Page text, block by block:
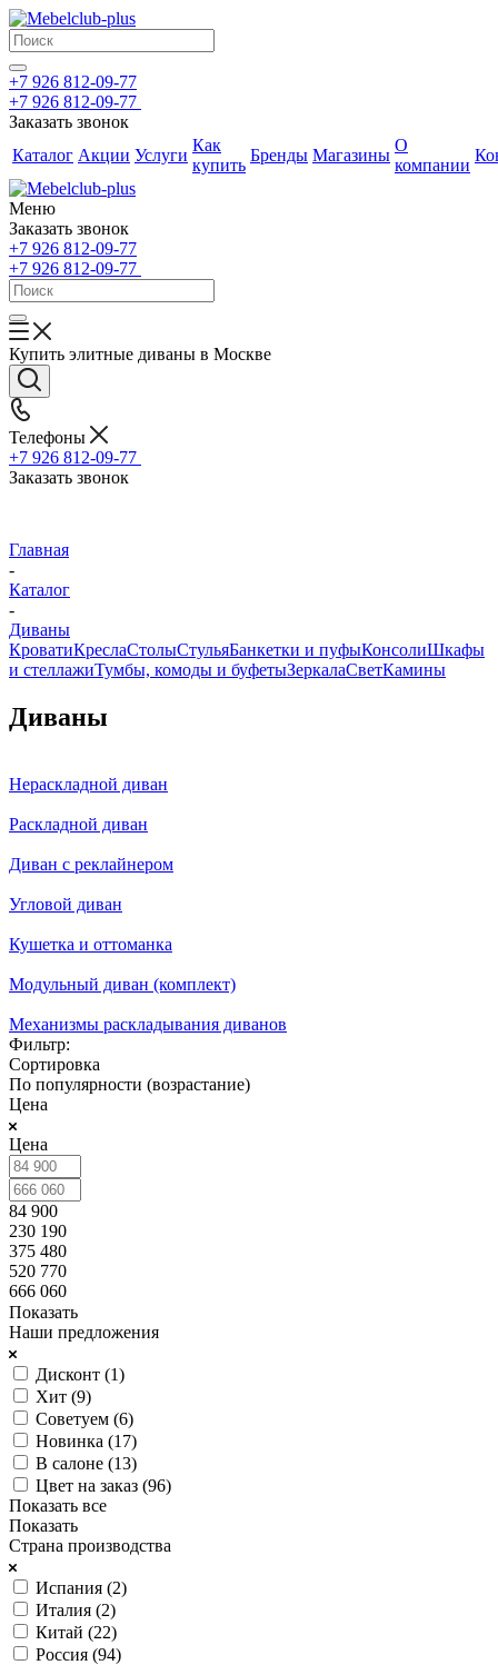
+7 926 812-09-77
+7 926 812-09-77
Заказать звонок
Каталог Акции Услуги
Как
купить
Бренды Магазины
О
компании
Меню
Заказать звонок
+7 926 812-09-77
+7 926 812-09-77
Купить элитные диваны в Москве
Телефоны
+7 926 812-09-77
Заказать звонок
Главная
-
Каталог
-
Диваны
КроватиКреслаСтолыСтульяБанкетки и пуфыКонсолиШкафы
и стеллажиТумбы, комоды и буфетыЗеркалаСветКамины
Диваны
Нераскладной диван
Раскладной диван
Диван с реклайнером
Угловой диван
Кушетка и оттоманка
Модульный диван (комплект)
Механизмы раскладывания диванов
Фильтр:
Сортировка
По популярности (возрастание)
Цена
Цена
84 900
230 190
375 480
520 770
666 060
Показать
Наши предложения
Дисконт (1)
Хит (9)
Советуем (6)
Новинка (17)
В салоне (13)
Цвет на заказ (96)
Показать все
Показать
Страна производства
Испания (2)
Италия (2)
Китай (22)
Россия (94)